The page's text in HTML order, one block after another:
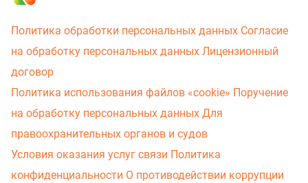
Политика обработки персональных данных Согласие
на обработку персональных данных Лицензионный
договор
Политика использования файлов «cookie» Поручение
на обработку персональных данных Для
правоохранительных органов и судов
Условия оказания услуг связи Политика
конфиденциальности О противодействии коррупции